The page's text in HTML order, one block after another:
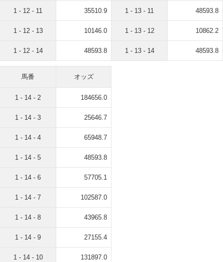
1 - 12 - 11 35510.9
1 - 12 - 13 10146.0
1 - 12 - 14 48593.8
1 - 13 - 11 48593.8
1 - 13 - 12 10862.2
1 - 13 - 14 48593.8
馬番 オッズ
1 - 14 - 2 184656.0
1 - 14 - 3 25646.7
1 - 14 - 4 65948.7
1 - 14 - 5 48593.8
1 - 14 - 6 57705.1
1 - 14 - 7 102587.0
1 - 14 - 8 43965.8
1 - 14 - 9 27155.4
1 - 14 - 10 131897.0